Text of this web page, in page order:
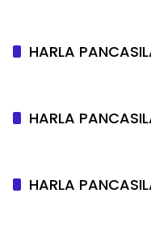
HARLA
HARLA
HARLA